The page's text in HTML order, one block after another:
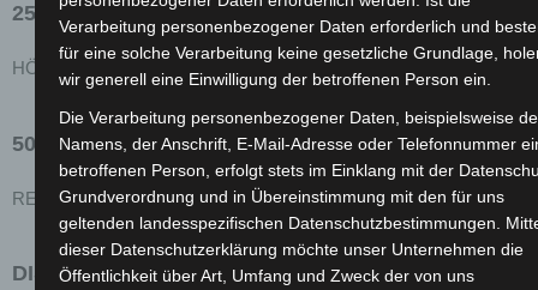
25 KM/H
HÖCHSTGESCHWINDIGKEIT
50-80 KM
REICHWEITE
DISK
Verarbeitung personenbezogener Daten erforderlich und
für eine solche Verarbeitung keine gesetzliche Grundlage,
wir generell eine Einwilligung der betroffenen Person ein.
Die Verarbeitung personenbezogener Daten, beispielsweise
Namens, der Anschrift, E-Mail-Adresse oder Telefonnummer
betroffenen Person, erfolgt stets im Einklang mit der
Grundverordnung und in Übereinstimmung mit den für uns
geltenden landesspezifischen Datenschutzbestimmungen.
dieser Datenschutzerklärung möchte unser Unternehmen die
Öffentlichkeit über Art, Umfang und Zweck der von uns